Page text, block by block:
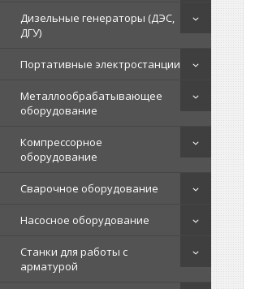
Дизельные генераторы (ДЭС,
ДГУ)
Портативные электростанции
Металлообрабатывающее
оборудование
Компрессорное
оборудование
Сварочное оборудование
Насосное оборудование
Станки для работы с
арматурой